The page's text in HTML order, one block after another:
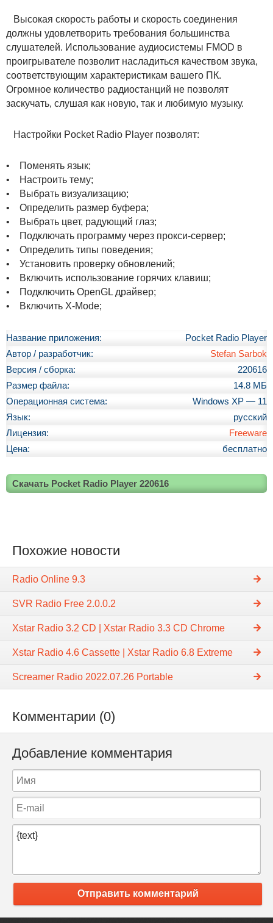
Высокая скорость работы и скорость соединения
должны удовлетворить требования большинства
слушателей. Использование аудиосистемы FMOD в
проигрывателе позволит насладиться качеством звука,
соответствующим характеристикам вашего ПК.
Огромное количество радиостанций не позволят
заскучать, слушая как новую, так и любимую музыку.
Настройки Pocket Radio Player позволят:
• Поменять язык;
• Настроить тему;
• Выбрать визуализацию;
• Определить размер буфера;
• Выбрать цвет, радующий глаз;
• Подключать программу через прокси-сервер;
• Определить типы поведения;
• Установить проверку обновлений;
• Включить использование горячих клавиш;
• Подключить OpenGL драйвер;
• Включить X-Mode;
Название приложения:
Pocket Radio Player
Автор / разработчик:
Stefan Sarbok
Версия / сборка:
220616
Размер файла:
14.8 МБ
Операционная система:
Windows XP — 11
Язык:
русский
Лицензия:
Freeware
Цена:
бесплатно
Скачать Pocket Radio Player 220616
Похожие новости
Radio Online 9.3
SVR Radio Free 2.0.0.2
Xstar Radio 3.2 CD | Xstar Radio 3.3 CD Chrome
Xstar Radio 4.6 Cassette | Xstar Radio 6.8 Extreme
Screamer Radio 2022.07.26 Portable
Комментарии (0)
Добавление комментария
Отправить комментарий